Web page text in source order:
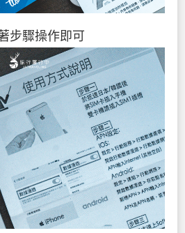
步驟操作即可